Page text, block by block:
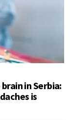
in Serbia:
is